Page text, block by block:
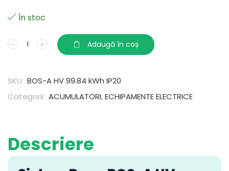
În stoc
Adaugă în coș
SKU: BOS-A HV 99.84 kWh IP20
Categorii: ACUMULATORI,ECHIPAMENTE ELECTRICE
Descriere